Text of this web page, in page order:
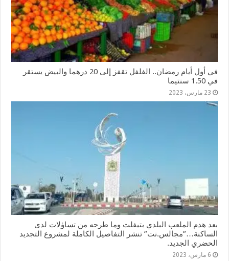
في أول أيام رمضان.. الفلفل تقفز إلى 20 درهما والبيض يستقر
في 1.50 سنتيما
23 مارس، 2023
بعد هدم الملعب البلدي بتيفلت وما طرحه من تساؤلات لدى
الساكنة…”مجالس.نت” تنشر التفاصيل الكاملة لمشروع التجديد
الحضري الجديد.
6 مارس، 2023